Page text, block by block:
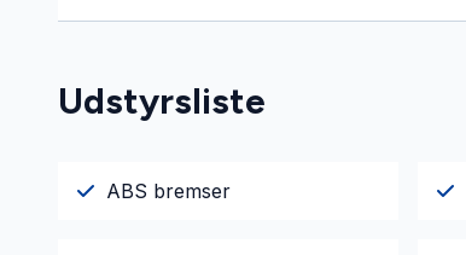
Udstyrsliste
ABS bremser